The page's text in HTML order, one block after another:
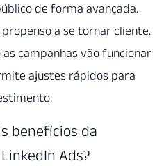
de forma avançada.
a se tornar cliente.
campanhas vão funcionar
ajustes rápidos para
benefícios da
Ads?